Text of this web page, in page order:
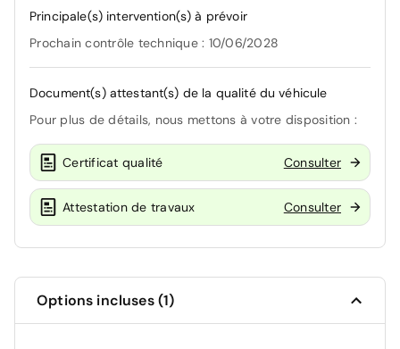
Principale(s) intervention(s) à prévoir
Prochain contrôle technique : 10/06/2028
Document(s) attestant(s) de la qualité du véhicule
Pour plus de détails, nous mettons à votre disposition :
Certificat qualité Consulter
Attestation de travaux Consulter
Options incluses (1)